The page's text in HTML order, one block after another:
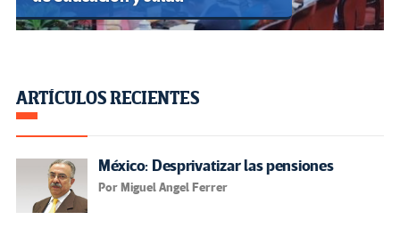
ARTÍCULOS RECIENTES
México: Desprivatizar las pensiones
Por Miguel Angel Ferrer